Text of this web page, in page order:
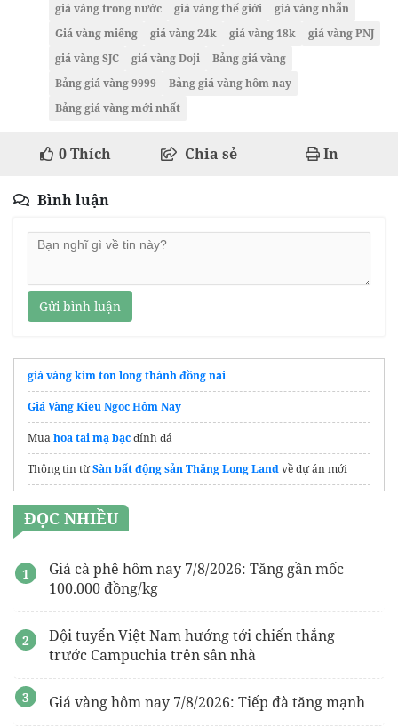
giá vàng trong nước
giá vàng thế giới
giá vàng nhẫn
Giá vàng miếng
giá vàng 24k giá vàng 18k
giá vàng PNJ
giá vàng SJC
giá vàng Doji
Bảng giá vàng
Bảng giá vàng 9999
Bảng giá vàng hôm nay
Bảng giá vàng mới nhất
0Thích Chia sẻ In
Bình luận
Gửi bình luận
giá vàng kim ton long thành đồng nai
Giá Vàng Kieu Ngoc Hôm Nay
Muahoa tai mạ bạcđính đá
Thông tin từSàn bất động sản Thăng Long Landvề dự án mới
ĐỌC NHIỀU
Giá cà phê hôm nay 7/8/2026: Tăng gần mốc
100.000 đồng/kg
Đội tuyển Việt Nam hướng tới chiến thắng
trước Campuchia trên sân nhà
Giá vàng hôm nay 7/8/2026: Tiếp đà tăng mạnh